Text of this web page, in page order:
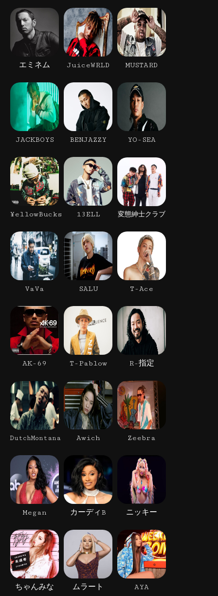
エミネム JuiceWRLD MUSTARD
JACKBOYS BENJAZZY YO-SEA
¥ellowBucks 13ELL 変態紳士クラブ
VaVa SALU T-Ace
AK-69 T-Pablow R-指定
DutchMontana Awich Zeebra
Megan カーディB ニッキー
ちゃんみな ムラート AYA